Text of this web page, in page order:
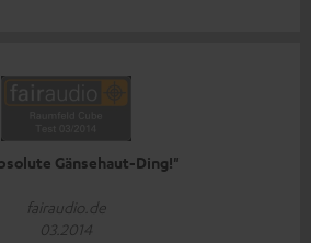
Gänsehaut-Ding!"
fairaudio.de
03.2014